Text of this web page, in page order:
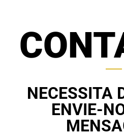
NECESSITA
ENVIE-